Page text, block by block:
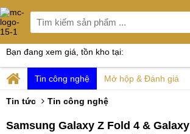
Bạn đang xem giá, tồn kho tại:
Tin công nghệ Mở hộp & Đánh giá
Tin tức Tin công nghệ
Samsung Galaxy Z Fold 4 &